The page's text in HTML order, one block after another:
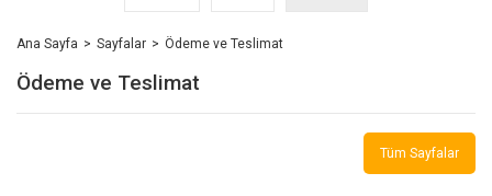
Ana Sayfa Sayfalar Ödeme ve Teslimat
Ödeme ve Teslimat
Tüm Sayfalar